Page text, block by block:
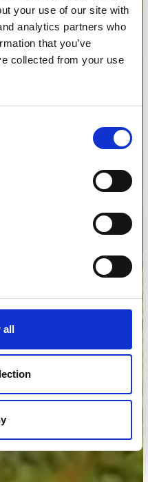
your use of our site with
analytics partners who
that you’ve
collected from your use
all